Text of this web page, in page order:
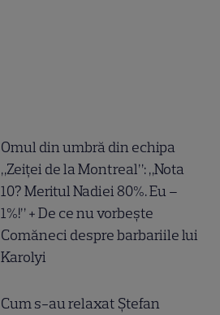
Omul din umbră din echipa
„Zeiței de la Montreal”: „Nota
10? Meritul Nadiei 80%. Eu –
1%!” + De ce nu vorbește
Comăneci despre barbariile lui
Karolyi
Cum s-au relaxat Ștefan